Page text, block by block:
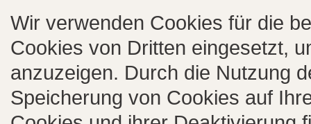
Wir verwenden Cookies für die
Cookies von Dritten eingesetzt,
anzuzeigen. Durch die Nutzung
Speicherung von Cookies auf